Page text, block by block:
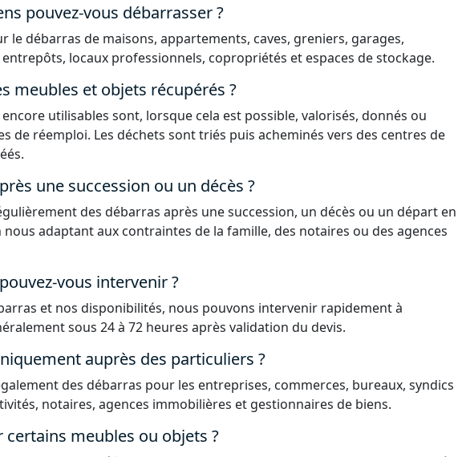
pouvez-vous débarrasser ?
le débarras de maisons, appartements, caves, greniers, garages,
locaux professionnels, copropriétés et espaces de stockage.
meubles et objets récupérés ?
utilisables sont, lorsque cela est possible, valorisés, donnés ou
de réemploi. Les déchets sont triés puis acheminés vers des centres de
une succession ou un décès ?
des débarras après une succession, un décès ou un départ en
adaptant aux contraintes de la famille, des notaires ou des agences
vous intervenir ?
et nos disponibilités, nous pouvons intervenir rapidement à
sous 24 à 72 heures après validation du devis.
auprès des particuliers ?
des débarras pour les entreprises, commerces, bureaux, syndics
notaires, agences immobilières et gestionnaires de biens.
certains meubles ou objets ?